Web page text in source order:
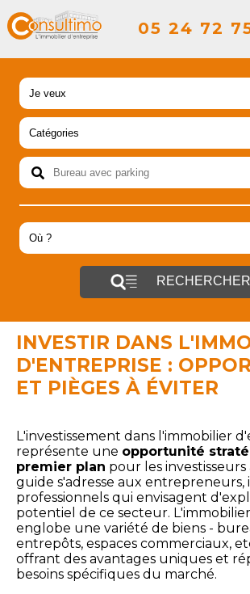
05 24 72
RECHERCHER
INVESTIR DANS
D'ENTREPRISE :
ET PIÈGES À ÉVITER
L'investissement dans l'immobilier
représente une opportunité
premier plan pour les investisseurs
guide s'adresse aux entrepreneurs,
professionnels qui envisagent
potentiel de ce secteur.
englobe une variété de biens -
entrepôts, espaces commerciaux,
offrant des avantages uniques et
besoins spécifiques du marché.